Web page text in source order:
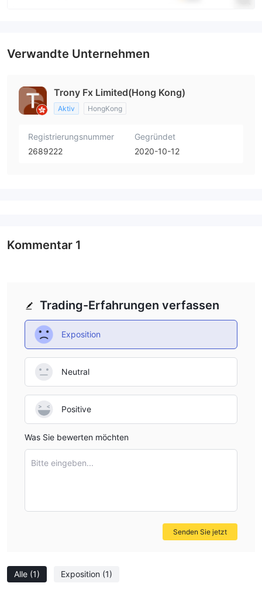
Verwandte Unternehmen
Trony Fx Limited(Hong Kong)
Aktiv HongKong
Registrierungsnummer
2689222
Gegründet
2020-10-12
Alle (1) Exposition (1)
Trading-Erfahrungen verfassen
Exposition
Neutral
Positive
Was Sie bewerten möchten
Bitte eingeben...
Senden Sie jetzt
Kommentar 1